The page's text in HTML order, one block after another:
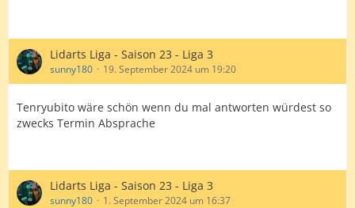
Lidarts Liga - Saison 23 - Liga 3
sunny180 19. September 2024 um 19:20
Tenryubito wäre schön wenn du mal antworten würdest so
zwecks Termin Absprache
Lidarts Liga - Saison 23 - Liga 3
sunny180 1. September 2024 um 16:37